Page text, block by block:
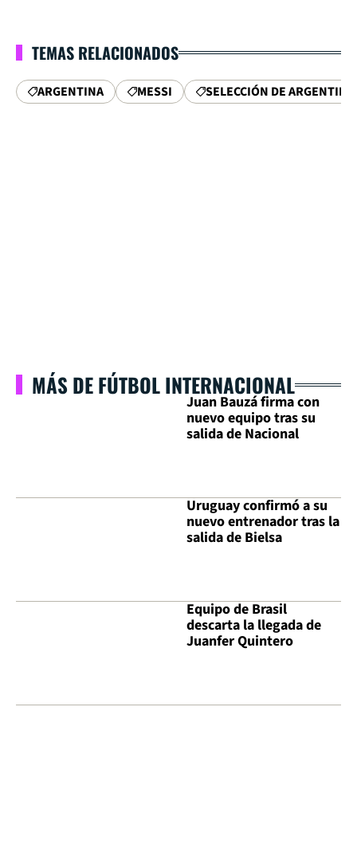
TEMAS RELACIONADOS
ARGENTINA MESSI SELECCIÓN DE ARGENTINA
MÁS DE FÚTBOL INTERNACIONAL
Juan Bauzá firma con
nuevo equipo tras su
salida de Nacional
Uruguay confirmó a su
nuevo entrenador tras la
salida de Bielsa
Equipo de Brasil
descarta la llegada de
Juanfer Quintero